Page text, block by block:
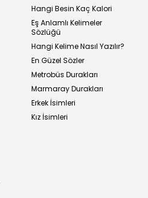
Hangi Besin Kaç Kalori
Eş Anlamlı Kelimeler
Sözlüğü
Hangi Kelime Nasıl Yazılır?
En Güzel Sözler
Metrobüs Durakları
Marmaray Durakları
Erkek İsimleri
Kız İsimleri